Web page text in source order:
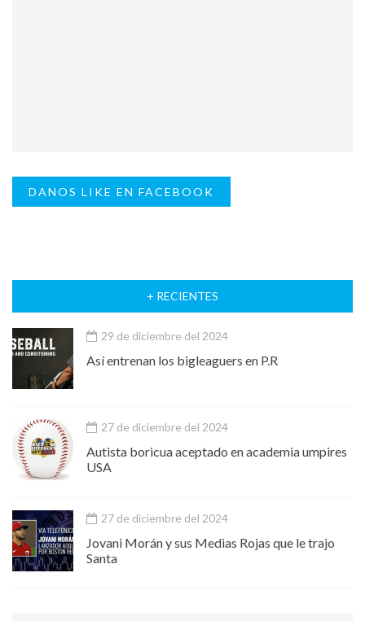
DANOS LIKE EN FACEBOOK
+ RECIENTES
29 de diciembre del 2024
Así entrenan los bigleaguers en P.R
27 de diciembre del 2024
Autista boricua aceptado en academia umpires
USA
27 de diciembre del 2024
Jovani Morán y sus Medias Rojas que le trajo
Santa